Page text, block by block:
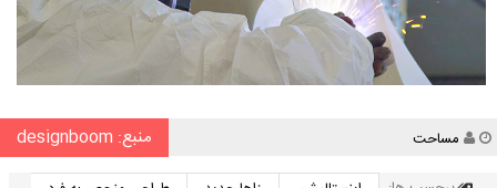
نویسنده
مساحت منبع: designboom